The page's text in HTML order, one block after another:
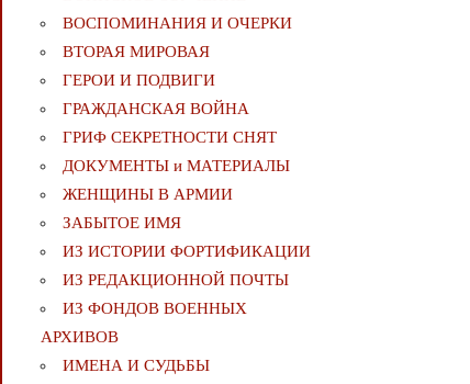
ВОСПОМИНАНИЯ И ОЧЕРКИ
ВТОРАЯ МИРОВАЯ
ГЕРОИ И ПОДВИГИ
ГРАЖДАНСКАЯ ВОЙНА
ГРИФ СЕКРЕТНОСТИ СНЯТ
ДОКУМЕНТЫ и МАТЕРИАЛЫ
ЖЕНЩИНЫ В АРМИИ
ЗАБЫТОЕ ИМЯ
ИЗ ИСТОРИИ ФОРТИФИКАЦИИ
ИЗ РЕДАКЦИОННОЙ ПОЧТЫ
ИЗ ФОНДОВ ВОЕННЫХ
АРХИВОВ
ИМЕНА И СУДЬБЫ